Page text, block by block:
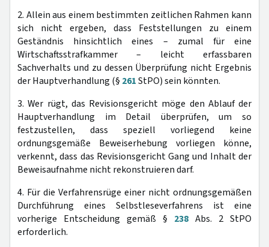
2. Allein aus einem bestimmten zeitlichen Rahmen kann
sich nicht ergeben, dass Feststellungen zu einem
Geständnis hinsichtlich eines – zumal für eine
Wirtschaftsstrafkammer – leicht erfassbaren
Sachverhalts und zu dessen Überprüfung nicht Ergebnis
der Hauptverhandlung (§ 261StPO) sein könnten.
3. Wer rügt, das Revisionsgericht möge den Ablauf der
Hauptverhandlung im Detail überprüfen, um so
festzustellen, dass speziell vorliegend keine
ordnungsgemäße Beweiserhebung vorliegen könne,
verkennt, dass das Revisionsgericht Gang und Inhalt der
Beweisaufnahme nicht rekonstruieren darf.
4. Für die Verfahrensrüge einer nicht ordnungsgemäßen
Durchführung eines Selbstleseverfahrens ist eine
vorherige Entscheidung gemäß § 238 Abs. 2 StPO
erforderlich.